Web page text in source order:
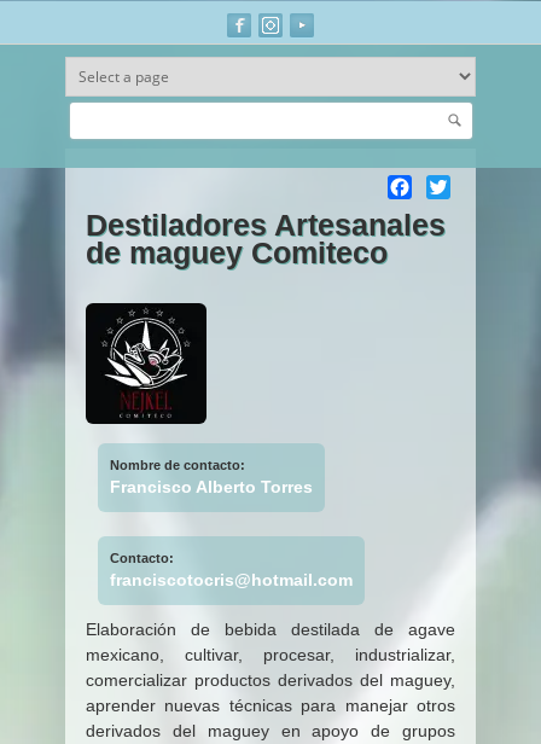
Buscar
Facebook
Destiladores Artesanales
de maguey Comiteco
Nombre de contacto:
Francisco Alberto Torres
Contacto:
franciscotocris@hotmail.com
Elaboración de bebida destilada de agave
mexicano, cultivar, procesar, industrializar,
comercializar productos derivados del maguey,
aprender nuevas técnicas para manejar otros
derivados del maguey en apoyo de grupos